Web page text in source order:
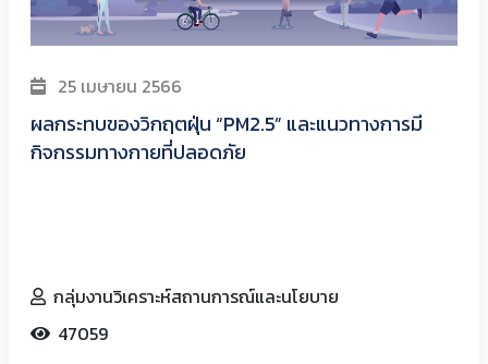
25 เมษายน 2566
ผลกระทบของวิกฤตฝุ่น “PM2.5” และแนวทางการมี
กิจกรรมทางกายที่ปลอดภัย
กลุ่มงานวิเคราะห์สถานการณ์และนโยบาย
47059